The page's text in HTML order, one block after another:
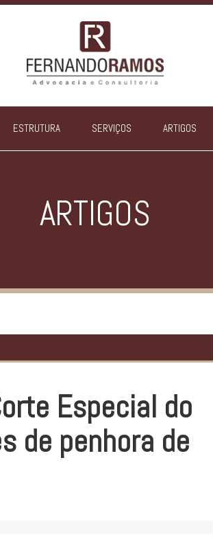
ESTRUTURA SERVIÇOS ARTIGOS
ARTIGOS
Especial do
de penhora de